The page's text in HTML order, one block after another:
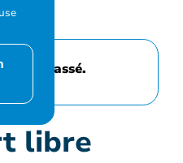
est passé.
libre